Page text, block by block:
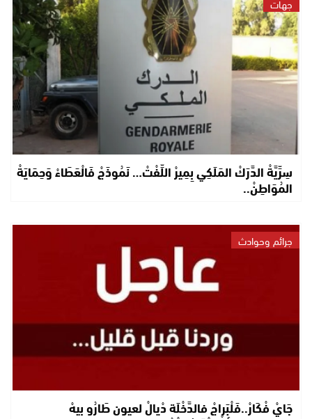
سِرِّيَّةْ الدَّرَكْ المَلَكِي بِمِيرْ اللِّفْتْ… نَمُوذَجْ فَالْعَطَاءْ وَحِمَايَةْ
المُوَاطِنْ..
جرائم وحوادث
جَايْ فْكَارْ..فَلْبَراجْ فالدَّخْلَة دْيالْ لعيون طَارُو بيهْ